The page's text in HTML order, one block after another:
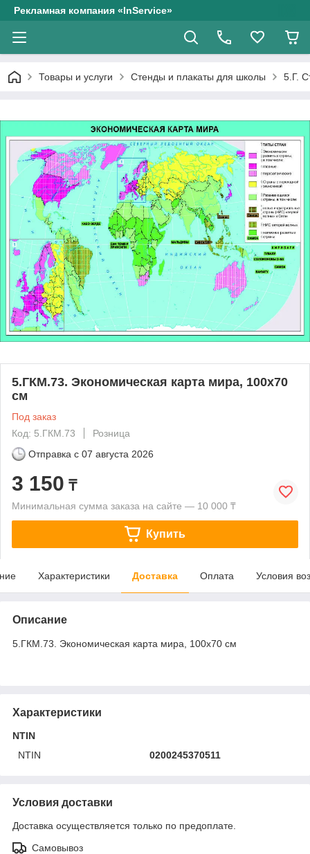
Рекламная компания «InService»
Товары и услуги Стенды и плакаты для школы 5.Г.
5.ГКМ.73. Экономическая карта мира, 100х70
см
Под заказ
Код: 5.ГКМ.73
Розница
Отправка с 07 августа 2026
3 150 ₸
Минимальная сумма заказа на сайте — 10 000 ₸
Купить
Характеристики Доставка Оплата Условия
Описание
5.ГКМ.73. Экономическая карта мира, 100х70 см
Характеристики
NTIN
NTIN
0200245370511
Условия доставки
Доставка осуществляется только по предоплате.
Самовывоз